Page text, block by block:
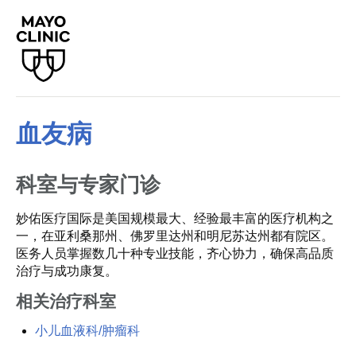
血友病
科室与专家门诊
妙佑医疗国际是美国规模最大、经验最丰富的医疗机构之
一，在亚利桑那州、佛罗里达州和明尼苏达州都有院区。
医务人员掌握数几十种专业技能，齐心协力，确保高品质
治疗与成功康复。
相关治疗科室
小儿血液科/肿瘤科